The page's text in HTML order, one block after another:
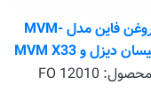
فیلتر روغن فاین مدل MVM-
FO 12010